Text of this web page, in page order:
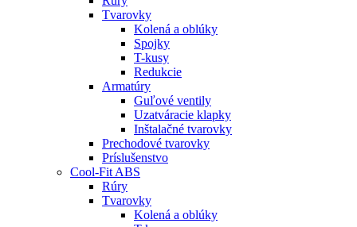
Tvarovky
Kolená a oblúky
Spojky
T-kusy
Redukcie
Armatúry
Guľové ventily
Uzatváracie klapky
Inštalačné tvarovky
Prechodové tvarovky
Príslušenstvo
Cool-Fit ABS
Rúry
Tvarovky
Kolená a oblúky